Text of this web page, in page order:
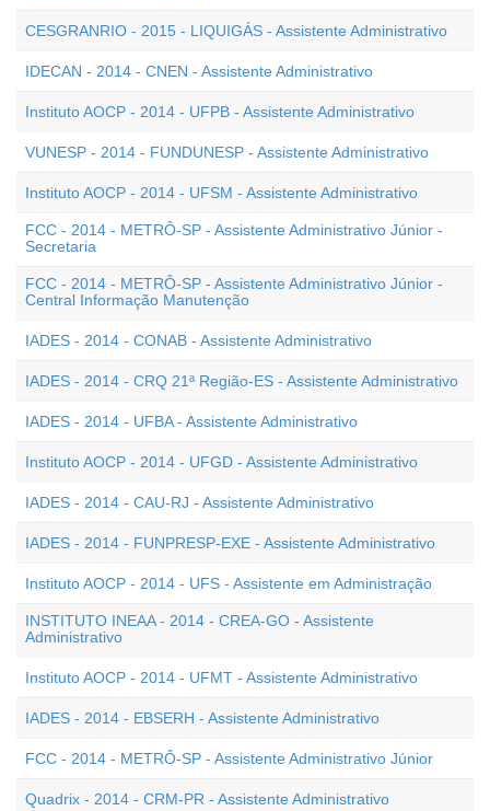
CESGRANRIO - 2015 - LIQUIGÁS - Assistente Administrativo
IDECAN - 2014 - CNEN - Assistente Administrativo
Instituto AOCP - 2014 - UFPB - Assistente Administrativo
VUNESP - 2014 - FUNDUNESP - Assistente Administrativo
Instituto AOCP - 2014 - UFSM - Assistente Administrativo
FCC - 2014 - METRÔ-SP - Assistente Administrativo Júnior -
Secretaria
FCC - 2014 - METRÔ-SP - Assistente Administrativo Júnior -
Central Informação Manutenção
IADES - 2014 - CONAB - Assistente Administrativo
IADES - 2014 - CRQ 21ª Região-ES - Assistente Administrativo
IADES - 2014 - UFBA - Assistente Administrativo
Instituto AOCP - 2014 - UFGD - Assistente Administrativo
IADES - 2014 - CAU-RJ - Assistente Administrativo
IADES - 2014 - FUNPRESP-EXE - Assistente Administrativo
Instituto AOCP - 2014 - UFS - Assistente em Administração
INSTITUTO INEAA - 2014 - CREA-GO - Assistente
Administrativo
Instituto AOCP - 2014 - UFMT - Assistente Administrativo
IADES - 2014 - EBSERH - Assistente Administrativo
FCC - 2014 - METRÔ-SP - Assistente Administrativo Júnior
Quadrix - 2014 - CRM-PR - Assistente Administrativo